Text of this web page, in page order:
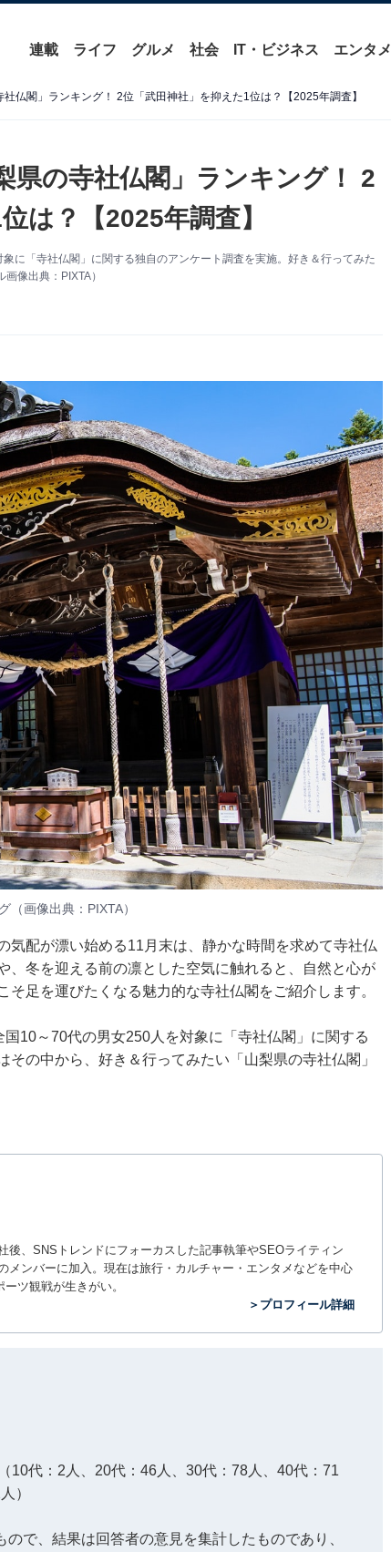
連載 ライフ グルメ 社会 IT・ビジネス エンタメ
仏閣」ランキング！ 2位「武田神社」を抑えた1位は？【2025年調査】
県の寺社仏閣」ランキング！ 2
は？【2025年調査】
に「寺社仏閣」に関する独自のアンケート調査を実施。好き＆行ってみた
像出典：PIXTA）
画像出典：PIXTA）
気配が漂い始める11月末は、静かな時間を求めて寺社仏
、冬を迎える前の凛とした空気に触れると、自然と心が
足を運びたくなる魅力的な寺社仏閣をご紹介します。
10～70代の男女250人を対象に「寺社仏閣」に関する
の中から、好き＆行ってみたい「山梨県の寺社仏閣」
後、SNSトレンドにフォーカスした記事執筆やSEOライティン
メンバーに加入。現在は旅行・カルチャー・エンタメなどを中心
ツ観戦が生きがい。
＞プロフィール詳細
10代：2人、20代：46人、30代：78人、40代：71
）
で、結果は回答者の意見を集計したものであり、